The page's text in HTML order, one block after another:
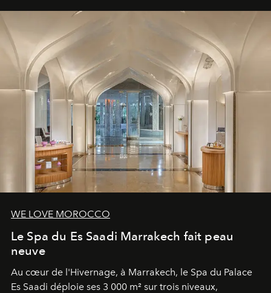
WE LOVE MOROCCO
Le Spa du Es Saadi Marrakech fait peau
neuve
Au cœur de l'Hivernage, à Marrakech, le Spa du Palace
Es Saadi déploie ses 3 000 m² sur trois niveaux,